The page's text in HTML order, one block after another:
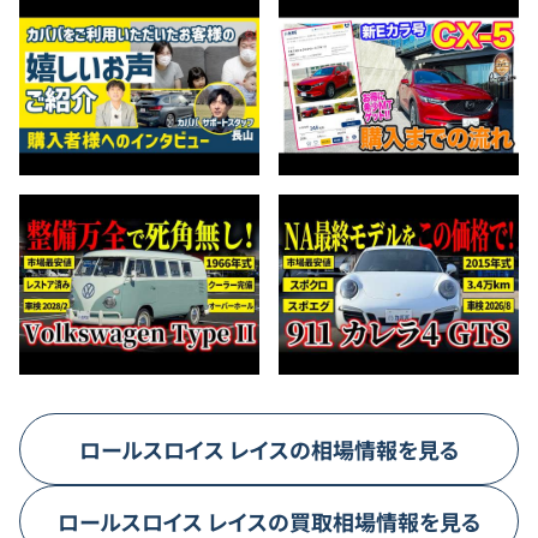
ロールスロイス レイスの相場情報を見る
ロールスロイス レイスの買取相場情報を見る